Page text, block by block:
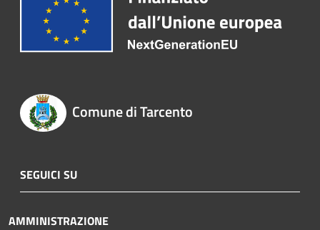
Comune di Tarcento
SEGUICI SU
AMMINISTRAZIONE